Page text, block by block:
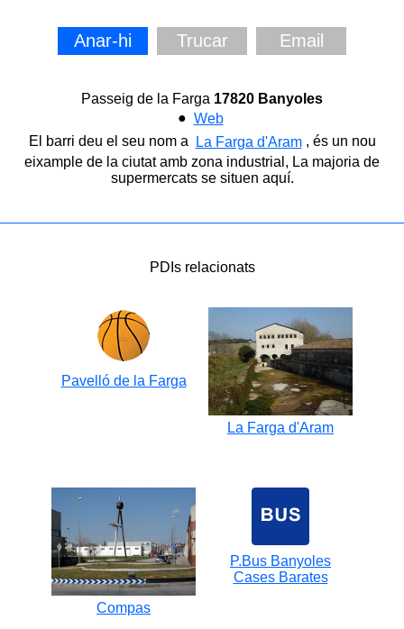
Anar-hi Trucar Email
Passeig de la Farga 17820 Banyoles
● Web
El barri deu el seu nom a
La Farga d'Aram , és un nou
eixample de la ciutat amb zona industrial, La majoria de
supermercats se situen aquí.
PDIs relacionats
Pavelló de la Farga
La Farga d'Aram
Compas
P.Bus Banyoles
Cases Barates